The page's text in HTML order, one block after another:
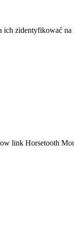
ich zidentyfikować na
link Horsetooth